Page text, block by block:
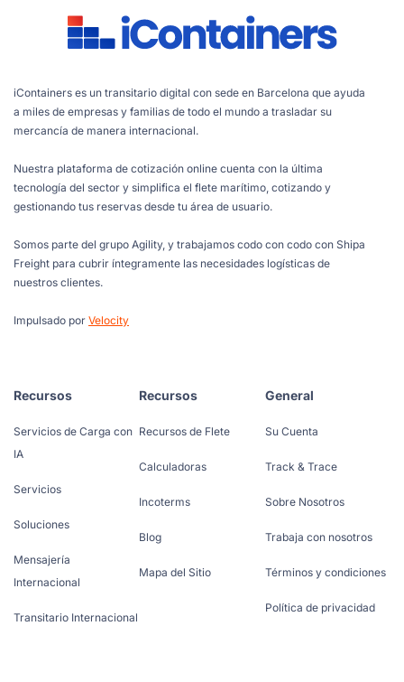
iContainers es un transitario digital con sede en Barcelona que ayuda
a miles de empresas y familias de todo el mundo a trasladar su
mercancía de manera internacional.
Nuestra plataforma de cotización online cuenta con la última
tecnología del sector y simplifica el flete marítimo, cotizando y
gestionando tus reservas desde tu área de usuario.
Somos parte del grupo Agility, y trabajamos codo con codo con Shipa
Freight para cubrir íntegramente las necesidades logísticas de
nuestros clientes.
Impulsado por Velocity
Recursos
Servicios de Carga con
IA
Servicios
Soluciones
Mensajería
Internacional
Transitario Internacional
Recursos
Recursos de Flete
Calculadoras
Incoterms
Blog
Mapa del Sitio
General
Su Cuenta
Track & Trace
Sobre Nosotros
Trabaja con nosotros
Términos y condiciones
Política de privacidad